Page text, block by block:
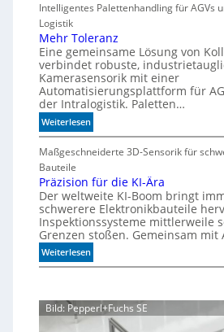
e
e
h
n
n
g
n
v
r
a
b
l
S
t
u
e
r
u
n
g
s
p
e
e
d
i
m
A
q
a
r
i
u
m
Intelligentes Palettenhandling für AGVs
Logistik
Mehr Toleranz
Eine gemeinsame Lösung von
verbindet robuste,
Kamerasensorik mit einer
Automatisierungsplattform für
der Intralogistik. Paletten…
Weiterlesen:
M
e
r
T
o
l
e
r
a
Maßgeschneiderte 3D-Sensorik für
Bauteile
Präzision für die KI-Ära
Der weltweite KI-Boom bringt
schwerere Elektronikbauteile
Inspektionssysteme mittlerweile
Grenzen stoßen. Gemeinsam mit
Weiterlesen:
P
z
Bild: Pepperl+Fuchs SE